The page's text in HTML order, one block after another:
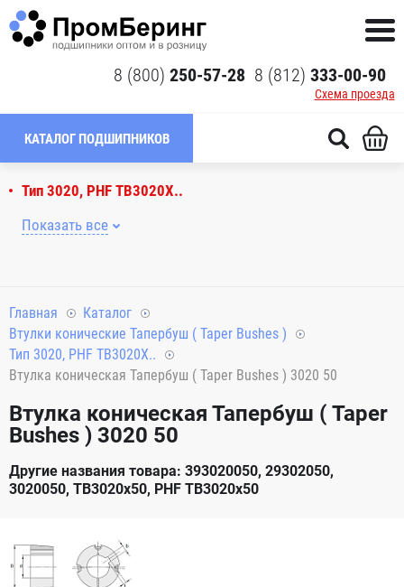
8 (800) 250-57-28 8 (812) 333-00-90
Схема проезда
КАТАЛОГ ПОДШИПНИКОВ
Тип 3020, PHF TB3020X..
Показать все
Главная
Каталог
Втулки конические Тапербуш ( Taper Bushes )
Тип 3020, PHF TB3020X..
Втулка коническая Тапербуш ( Taper Bushes ) 3020 50
Втулка коническая Тапербуш ( Taper
Bushes ) 3020 50
Другие названия товара: 393020050, 29302050,
3020050, TB3020x50, PHF TB3020x50